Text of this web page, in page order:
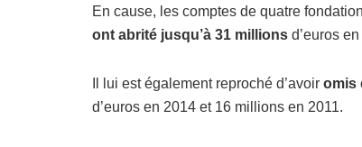
En cause, les comptes de quatre
ont abrité jusqu’à 31 millions d’euros
Il lui est également reproché d’avoir omis
d’euros en 2014 et 16 millions en 2011.